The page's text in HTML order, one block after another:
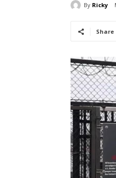
By Ricky
Share